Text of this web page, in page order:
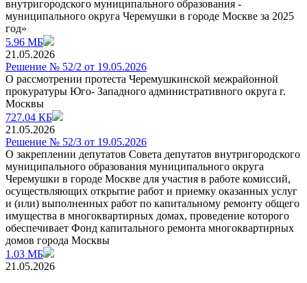
внутригородского муниципального образования -
муниципального округа Черемушки в городе Москве за 2025
год»
5.96 МБ
21.05.2026
Решение № 52/2 от 19.05.2026
О рассмотрении протеста Черемушкинской межрайонной
прокуратуры Юго- Западного административного округа г.
Москвы
727.04 КБ
21.05.2026
Решение № 52/3 от 19.05.2026
О закреплении депутатов Совета депутатов внутригородского
муниципального образования муниципального округа
Черемушки в городе Москве для участия в работе комиссий,
осуществляющих открытие работ и приемку оказанных услуг
и (или) выполненных работ по капитальному ремонту общего
имущества в многоквартирных домах, проведение которого
обеспечивает Фонд капитального ремонта многоквартирных
домов города Москвы
1.03 МБ
21.05.2026